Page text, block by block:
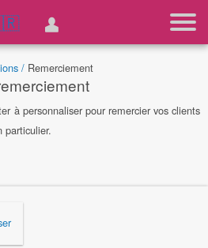
/Remerciement
à personnaliser pour remercier vos clients
particulier.